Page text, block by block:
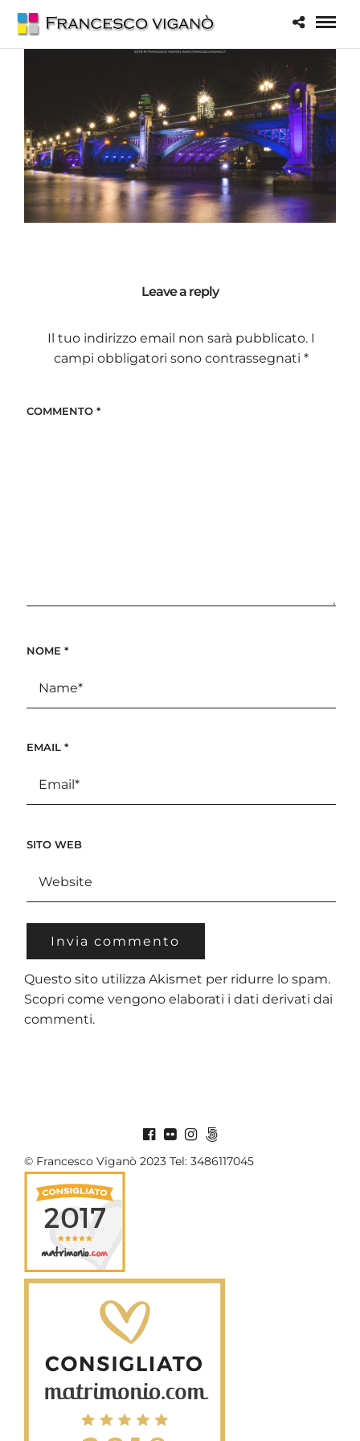
Leave a reply
Il tuo indirizzo email non sarà pubblicato. I
campi obbligatori sono contrassegnati *
COMMENTO *
NOME *
EMAIL *
SITO WEB
Questo sito utilizza Akismet per ridurre lo spam.
Scopri come vengono elaborati i dati derivati dai
commenti.
© Francesco Viganò 2023 Tel: 3486117045